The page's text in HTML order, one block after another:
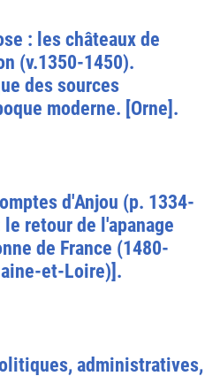
: les châteaux de
(v.1350-1450).
des sources
moderne. [Orne].
d'Anjou (p. 1334-
retour de l'apanage
de France (1480-
et-Loire)].
administratives,